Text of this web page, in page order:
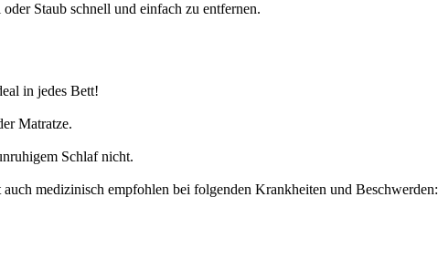
Staub schnell und einfach zu entfernen.
in jedes Bett!
Matratze.
Schlaf nicht.
medizinisch empfohlen bei folgenden Krankheiten und Beschwerden: